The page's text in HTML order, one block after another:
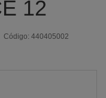
12
Código: 440405002